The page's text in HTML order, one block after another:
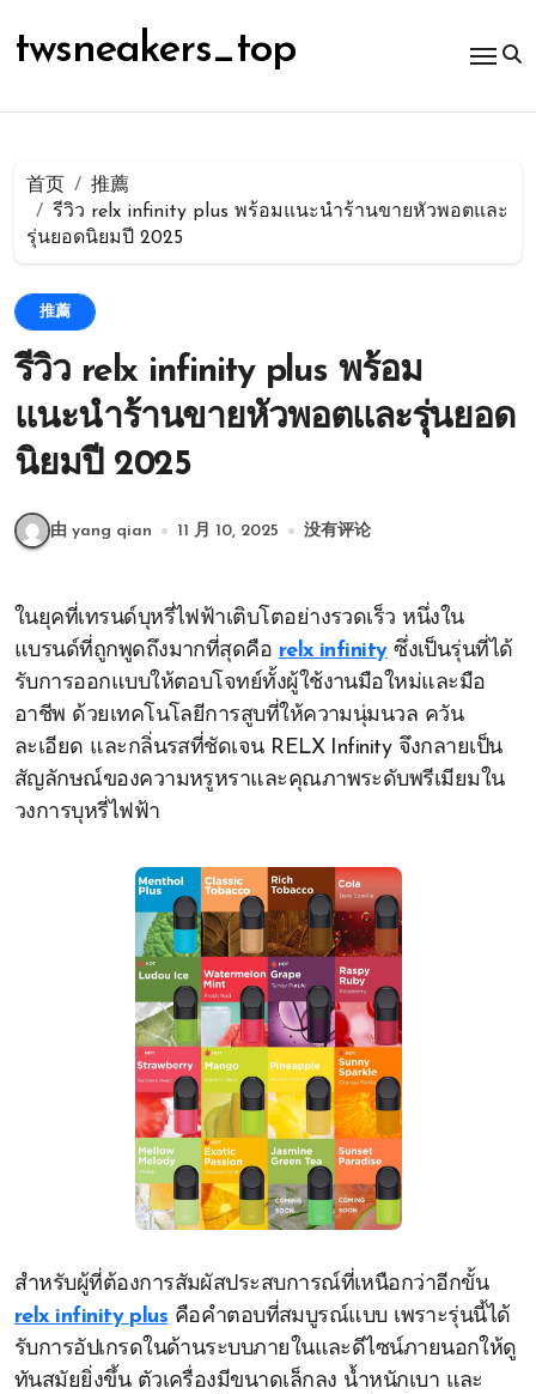
容
twsneakers_top
首页
推薦
รีวิว relx infinity plus พร้อมแนะนำร้านขายหัวพอตและ
รุ่นยอดนิยมปี 2025
推薦
รีวิว relx infinity plus พร้อม
แนะนำร้านขายหัวพอตและรุ่นยอด
นิยมปี 2025
由 yang qian 11 月 10, 2025 没有评论
ในยุคที่เทรนด์บุหรี่ไฟฟ้าเติบโตอย่างรวดเร็ว หนึ่งใน
แบรนด์ที่ถูกพูดถึงมากที่สุดคือ relx infinityซึ่งเป็นรุ่นที่ได้
รับการออกแบบให้ตอบโจทย์ทั้งผู้ใช้งานมือใหม่และมือ
อาชีพ ด้วยเทคโนโลยีการสูบที่ให้ความนุ่มนวล ควัน
ละเอียด และกลิ่นรสที่ชัดเจน RELX Infinity จึงกลายเป็น
สัญลักษณ์ของความหรูหราและคุณภาพระดับพรีเมียมใน
วงการบุหรี่ไฟฟ้า
สำหรับผู้ที่ต้องการสัมผัสประสบการณ์ที่เหนือกว่าอีกขั้น
relx infinity plus คือคำตอบที่สมบูรณ์แบบ เพราะรุ่นนี้ได้
รับการอัปเกรดในด้านระบบภายในและดีไซน์ภายนอกให้ดู
ทันสมัยยิ่งขึ้น ตัวเครื่องมีขนาดเล็กลง น้ำหนักเบา และ